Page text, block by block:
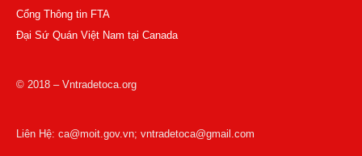
Cổng Thông tin FTA
Đại Sứ Quán Việt Nam tại Canada
© 2018 – Vntradetoca.org
Liên Hệ: ca@moit.gov.vn; vntradetoca@gmail.com